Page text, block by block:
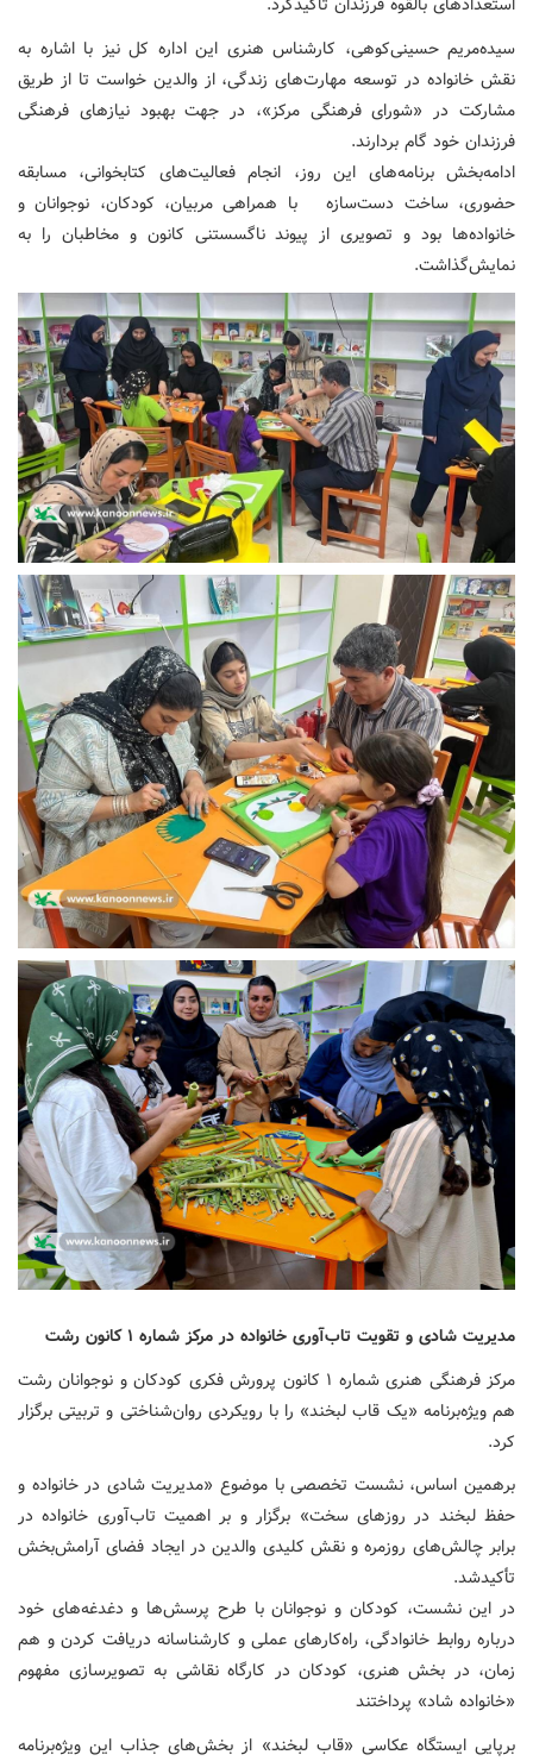
سیده‌مریم حسینی‌کوهی، کارشناس هنری این اداره کل نیز با اشاره به
نقش خانواده در توسعه مهارت‌های زندگی، از والدین خواست تا از طریق
مشارکت در «شورای فرهنگی مرکز»، در جهت بهبود نیازهای فرهنگی
فرزندان خود گام بردارند.
ادامه‌بخش برنامه‌های این روز، انجام فعالیت‌های کتابخوانی، مسابقه
حضوری، ساخت دست‌سازه‌ با همراهی مربیان، کودکان، نوجوانان و
خانواده‌ها بود و تصویری از پیوند ناگسستنی کانون و مخاطبان را به
نمایش‌گذاشت.
مدیریت شادی و تقویت تاب‌آوری خانواده در مرکز شماره ۱ کانون رشت
مرکز فرهنگی هنری شماره ۱ کانون پرورش فکری کودکان و نوجوانان رشت
هم ویژه‌برنامه «یک قاب لبخند» را با رویکردی روان‌شناختی و تربیتی برگزار
کرد.
برهمین اساس، نشست تخصصی با موضوع «مدیریت شادی در خانواده و
حفظ لبخند در روزهای سخت» برگزار و بر اهمیت تاب‌آوری خانواده در
برابر چالش‌های روزمره و نقش کلیدی والدین در ایجاد فضای آرامش‌بخش
تأکیدشد.
در این نشست، کودکان و نوجوانان با طرح پرسش‌ها و دغدغه‌های خود
درباره روابط خانوادگی، راه‌کارهای عملی و کارشناسانه دریافت کردن و هم
زمان، در بخش هنری، کودکان در کارگاه نقاشی به تصویرسازی مفهوم
«خانواده شاد» پرداختند
برپایی ایستگاه عکاسی «قاب لبخند» از بخش‌های جذاب این ویژه‌برنامه